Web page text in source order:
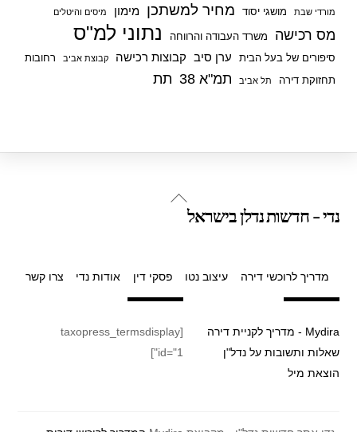
מורדי שבת מושגי יסוד מחיר למשתכן מימון מיסים והיטלים
מס רכישה משרד העבודה והרווחה נתוני למ"ס
סיפורים של בעל הבית ערן סיב קבוצות רכישה קבוצת אביב
רחובות
תחזוקת דירה
תל אביב תמ"א 38 תת
Back
נדי - חדשות נדלן בישראל
מדריך לרוכשי דירה עיצוב נטו פסקי דין אודות נדי צרו קשר
Mydira - מדריך לקניית דירה
שאלות ותשובות על נדל"ן
הוצאת מיל
[taxopress_termsdisplay
id="1"]